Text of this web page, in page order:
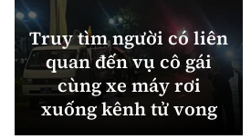
Truy tìm người có liên
quan đến vụ cô gái
cùng xe máy rơi
xuống kênh tử vong